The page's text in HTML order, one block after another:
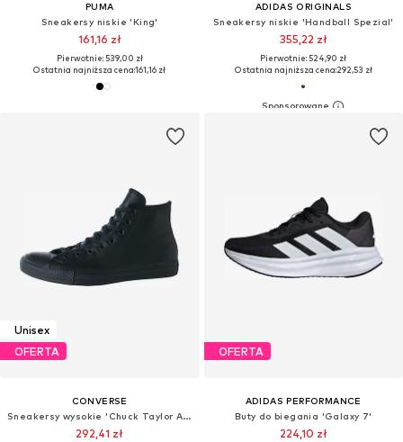
PUMA
Sneakersy niskie 'King'
161,16 zł
Pierwotnie: 539,00 zł
Ostatnia najniższa cena:161,16 zł
ADIDAS ORIGINALS
Sneakersy niskie 'Handball Spezial'
355,22 zł
Pierwotnie: 524,90 zł
Ostatnia najniższa cena:292,53 zł
Unisex
OFERTA
CONVERSE
Sneakersy wysokie 'Chuck Taylor All Star Leather'
292,41 zł
OFERTA
ADIDAS PERFORMANCE
Buty do biegania 'Galaxy 7'
224,10 zł